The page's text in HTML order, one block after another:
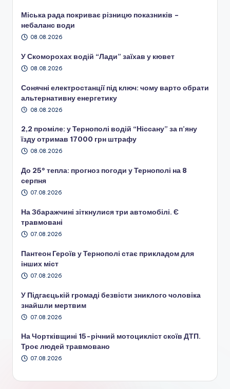
Міська рада покриває різницю показників –
небаланс води
08.08.2026
У Скоморохах водій “Лади” заїхав у кювет
08.08.2026
Сонячні електростанції під ключ: чому варто обрати
альтернативну енергетику
08.08.2026
2,2 проміле: у Тернополі водій “Ніссану” за п’яну
їзду отримав 17000 грн штрафу
08.08.2026
До 25° тепла: прогноз погоди у Тернополі на 8
серпня
07.08.2026
На Збаражчині зіткнулися три автомобілі. Є
травмовані
07.08.2026
Пантеон Героїв у Тернополі стає прикладом для
інших міст
07.08.2026
У Підгаєцькій громаді безвісти зниклого чоловіка
знайшли мертвим
07.08.2026
На Чортківщині 15-річний мотоцикліст скоїв ДТП.
Троє людей травмовано
07.08.2026